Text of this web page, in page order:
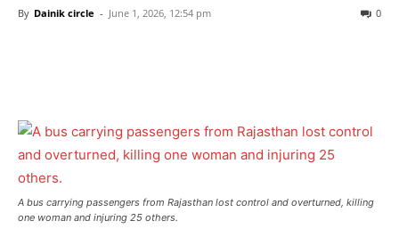
By Dainik circle - June 1, 2026, 12:54 pm 0
A bus carrying passengers from Rajasthan lost control and overturned, killing
one woman and injuring 25 others.